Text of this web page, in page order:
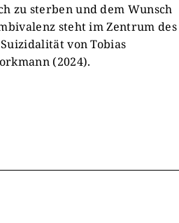
zu sterben und dem Wunsch
steht im Zentrum des
von Tobias
(2024).